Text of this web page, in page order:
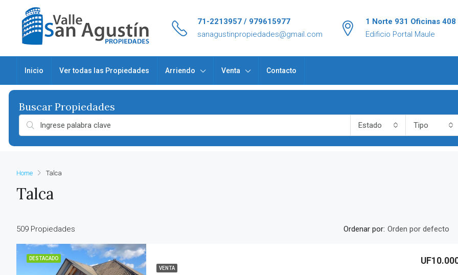
71-2213957 / 979615977
sanagustinpropiedades@gmail.com
1 Norte 931 Oficinas 408
Edificio Portal Maule
Inicio Ver todas las Propiedades Arriendo Venta Contacto
Estado Tipo
Home Talca
Talca
509 Propiedades Ordenar por: Orden por defecto
DESTACADO
VENTA